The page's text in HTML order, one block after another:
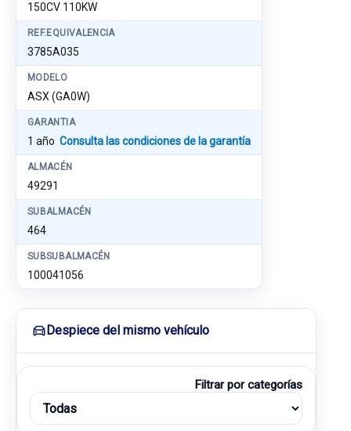
150CV 110KW
REF.EQUIVALENCIA
3785A035
MODELO
ASX (GA0W)
GARANTIA
1 año Consulta las condiciones de la garantía
ALMACÉN
49291
SUBALMACÉN
464
SUBSUBALMACÉN
100041056
Despiece del mismo vehículo
Filtrar por categorías